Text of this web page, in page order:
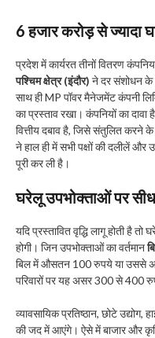
6 हजार करोड़ से ज्यादा
प्रदेश में कार्यरत तीनों वितरण
पश्चिम क्षेत्र (इंदौर) ने दर संशोधन के
साथ ही MP पॉवर मैनेजमेंट कंपनी
का प्रस्ताव रखा। कंपनियों का
वित्तीय दबाव है, जिसे संतुलित
ने हाल ही में सभी पक्षों की दलीलें और
पूरी कर ली है।
घरेलू उपभोक्ताओं पर
यदि प्रस्तावित वृद्धि लागू होती है
होगी। जिन उपभोक्ताओं का वर्तमान
बिल में औसतन 100 रुपये या उससे
परिवारों पर यह असर 300 से 400
व्यावसायिक प्रतिष्ठान, छोटे
की जद में आएंगे। ऐसे में बाजार और